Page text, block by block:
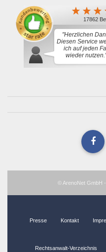
17862
"Herzlichen
Diesen Service
ich auf jeden
wieder
© ArenoNet GmbH
Presse Kontakt
Rechtsanwalt-Verzeichnis